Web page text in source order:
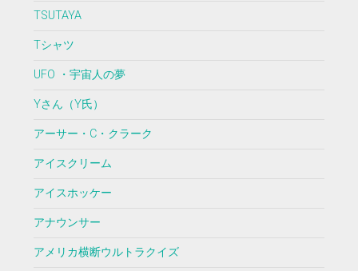
TSUTAYA
Tシャツ
UFO ・宇宙人の夢
Yさん（Y氏）
アーサー・C・クラーク
アイスクリーム
アイスホッケー
アナウンサー
アメリカ横断ウルトラクイズ